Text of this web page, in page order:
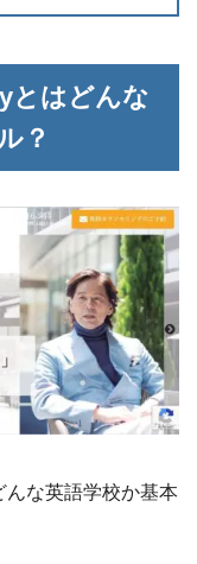
とはどんな
？
な英語学校か基本